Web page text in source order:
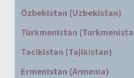
Özbekistan (Uzbekistan)
Türkmenistan
Tacikistan (Tajikistan)
Ermenistan (Armenia)